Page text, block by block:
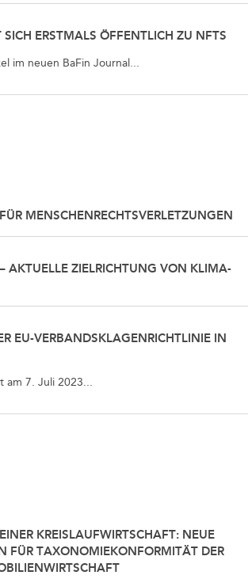
ERSTMALS ÖFFENTLICH ZU NFTS
im neuen BaFin Journal...
MENSCHENRECHTSVERLETZUNGEN
AKTUELLE ZIELRICHTUNG VON KLIMA-
EU-VERBANDSKLAGENRICHTLINIE IN
am 7. Juli 2023...
KREISLAUFWIRTSCHAFT: NEUE
FÜR TAXONOMIEKONFORMITÄT DER